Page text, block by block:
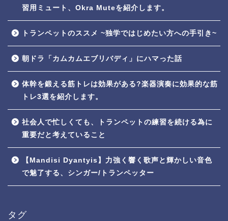
習用ミュート、Okra Muteを紹介します。
トランペットのススメ ~独学ではじめたい方への手引き~
朝ドラ「カムカムエブリバディ」にハマった話
体幹を鍛える筋トレは効果がある?楽器演奏に効果的な筋
トレ3選を紹介します。
社会人で忙しくても、トランペットの練習を続ける為に
重要だと考えていること
【Mandisi Dyantyis】力強く響く歌声と輝かしい音色
で魅了する、シンガー/トランペッター
タグ